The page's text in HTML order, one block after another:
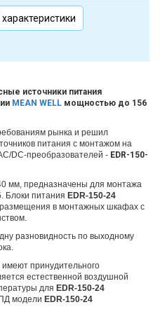
характеристики
источники питания
MEAN WELL мощностью до 156
рынка и решил
питания с монтажом на
DC-преобразователей - EDR-150-
мм, предназначены для монтажа
Блоки питания EDR-150-24
в монтажных шкафах с
разновидность по выходному
имеют принудительного
естественной воздушной
для EDR-150-24
модели EDR-150-24